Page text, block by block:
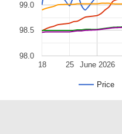
Price
June 2026
18 25
98.0
98.5
99.0